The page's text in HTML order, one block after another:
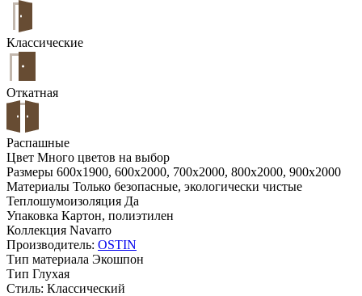
Классические
Откатная
Распашные
Цвет Много цветов на выбор
Размеры 600x1900, 600x2000, 700x2000, 800x2000, 900x2000
Материалы Только безопасные, экологически чистые
Теплошумоизоляция Да
Упаковка Картон, полиэтилен
Коллекция Navarro
Производитель: OSTIN
Тип материала Экошпон
Тип Глухая
Стиль: Классический